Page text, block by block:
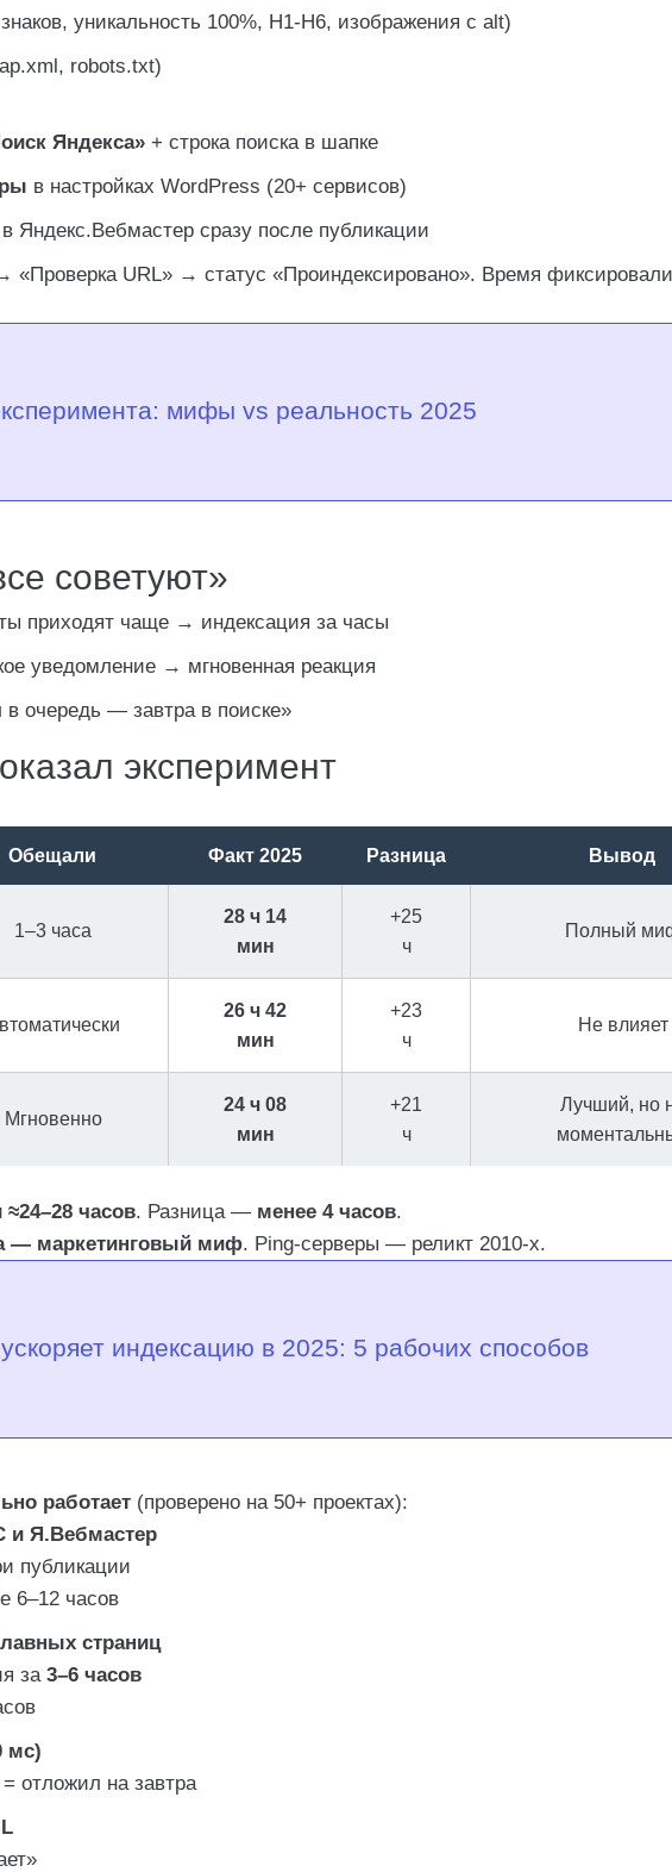
уникальность 100%, H1-H6, изображения с alt)
robots.txt)
Яндекса» + строка поиска в шапке
в настройках WordPress (20+ сервисов)
в Яндекс.Вебмастер сразу после публикации
«Проверка URL» → статус «Проиндексировано». Время
мифы vs реальность 2025
советуют»
приходят чаще → индексация за часы
уведомление → мгновенная реакция
очередь — завтра в поиске»
эксперимент
Обещали Факт 2025 Разница Вывод
1–3 часа
28 ч 14
мин
+25
ч
Полный
26 ч 42
мин
+23
ч
Не влияет
Мгновенно
24 ч 08
мин
+21
ч
Лучший, но
часов. Разница — менее 4 часов.
— маркетинговый миф. Ping-серверы — реликт 2010-х.
индексацию в 2025: 5 рабочих способов
работает (проверено на 50+ проектах):
и Я.Вебмастер
публикации
6–12 часов
страниц
за 3–6 часов
мс)
отложил на завтра